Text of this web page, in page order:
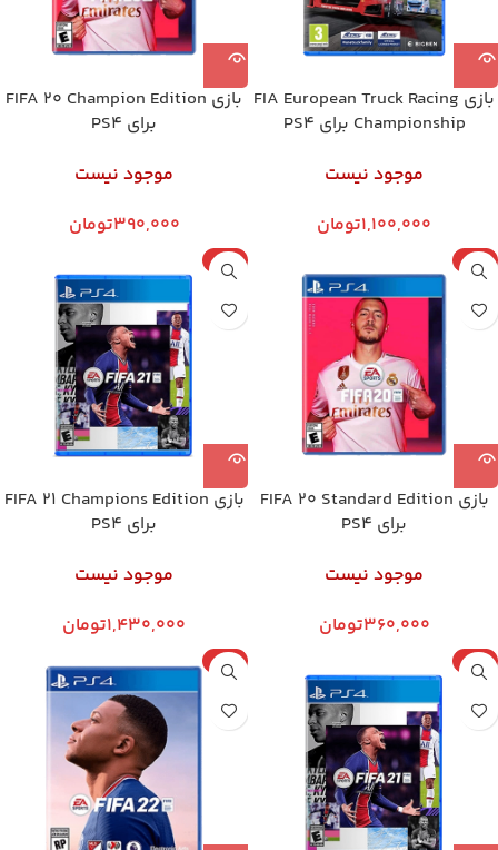
بازی FIA European Truck Racing
Championship برای PS4
موجود نیست
1,100,000تومان
بازی FIFA 20 Champion Edition
برای PS4
موجود نیست
390,000تومان
پلمپ
بازی FIFA 20 Standard Edition
برای PS4
موجود نیست
360,000تومان
پلمپ
بازی FIFA 21 Champions Edition
برای PS4
موجود نیست
1,430,000تومان
پلمپ پلمپ